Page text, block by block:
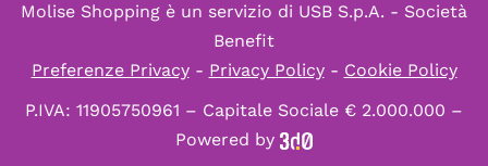
Molise Shopping è un servizio di USB S.p.A. - Società
Benefit
Preferenze Privacy- Privacy Policy- Cookie Policy
P.IVA: 11905750961 – Capitale Sociale € 2.000.000 –
Powered by